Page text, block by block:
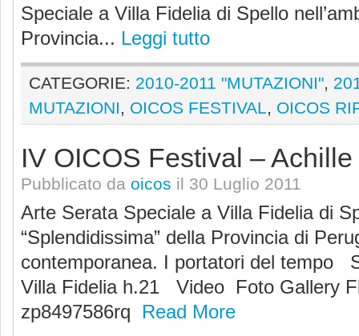
Speciale a Villa Fidelia di Spello
Provincia... Leggi tutto
CATEGORIE: 2010-2011 "MUTAZIONI",
MUTAZIONI, OICOS FESTIVAL, OICOS
IV OICOS Festival –
Pubblicato da oicos il 30 Luglio 2011
Arte Serata Speciale a Villa Fidelia di
“Splendidissima” della Provincia di
contemporanea. I portatori del tempo
Villa Fidelia h.21 Video Foto Gallery
zp8497586rq Read More